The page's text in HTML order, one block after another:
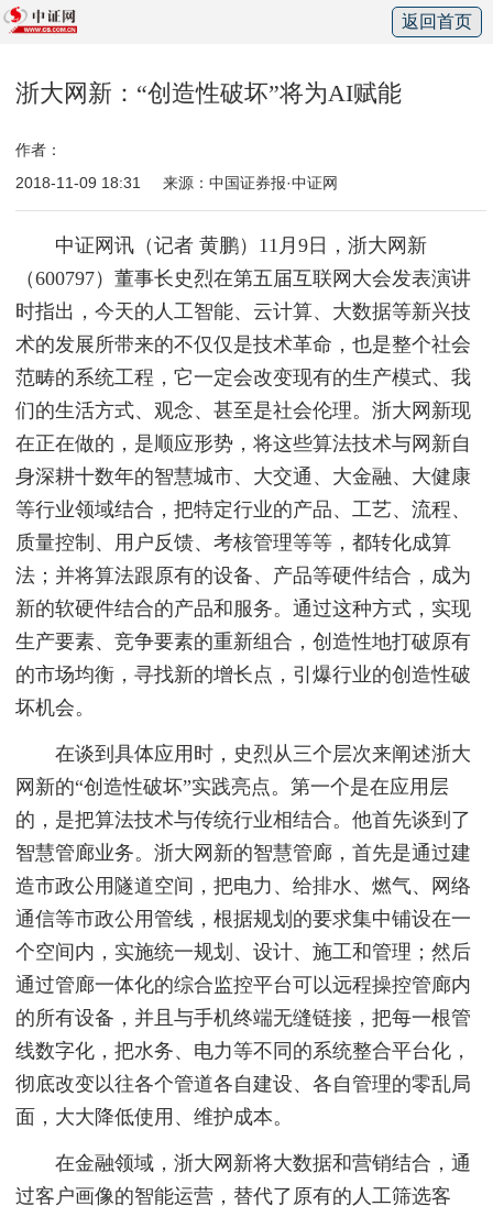
返回首页
浙大网新：“创造性破坏”将为AI赋能
作者：
2018-11-09 18:31
来源：中国证券报·中证网
中证网讯（记者 黄鹏）11月9日，浙大网新
（600797）董事长史烈在第五届互联网大会发表演讲
时指出，今天的人工智能、云计算、大数据等新兴技
术的发展所带来的不仅仅是技术革命，也是整个社会
范畴的系统工程，它一定会改变现有的生产模式、我
们的生活方式、观念、甚至是社会伦理。浙大网新现
在正在做的，是顺应形势，将这些算法技术与网新自
身深耕十数年的智慧城市、大交通、大金融、大健康
等行业领域结合，把特定行业的产品、工艺、流程、
质量控制、用户反馈、考核管理等等，都转化成算
法；并将算法跟原有的设备、产品等硬件结合，成为
新的软硬件结合的产品和服务。通过这种方式，实现
生产要素、竞争要素的重新组合，创造性地打破原有
的市场均衡，寻找新的增长点，引爆行业的创造性破
坏机会。
在谈到具体应用时，史烈从三个层次来阐述浙大
网新的“创造性破坏”实践亮点。第一个是在应用层
的，是把算法技术与传统行业相结合。他首先谈到了
智慧管廊业务。浙大网新的智慧管廊，首先是通过建
造市政公用隧道空间，把电力、给排水、燃气、网络
通信等市政公用管线，根据规划的要求集中铺设在一
个空间内，实施统一规划、设计、施工和管理；然后
通过管廊一体化的综合监控平台可以远程操控管廊内
的所有设备，并且与手机终端无缝链接，把每一根管
线数字化，把水务、电力等不同的系统整合平台化，
彻底改变以往各个管道各自建设、各自管理的零乱局
面，大大降低使用、维护成本。
在金融领域，浙大网新将大数据和营销结合，通
过客户画像的智能运营，替代了原有的人工筛选客